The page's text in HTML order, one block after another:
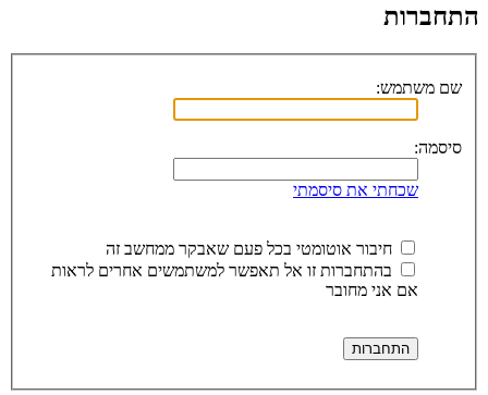
התחברות
שם משתמש:
סיסמה:
שכחתי את סיסמתי
חיבור אוטומטי בכל פעם שאבקר ממחשב זה
בהתחברות זו אל תאפשר למשתמשים אחרים לראות
אם אני מחובר